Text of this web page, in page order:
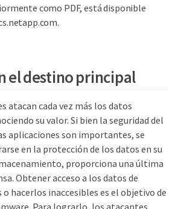
como PDF, está disponible
el destino principal
atacan cada vez más los datos
su valor. Si bien la seguridad del
aplicaciones son importantes, se
en la protección de los datos en su
proporciona una última
Obtener acceso a los datos de
hacerlos inaccesibles es el objetivo de
Para lograrlo, los atacantes